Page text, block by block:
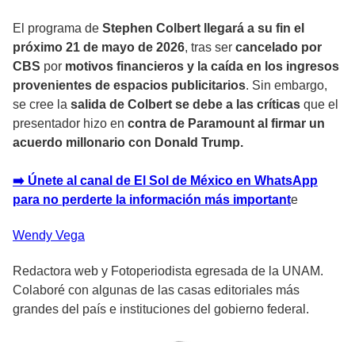
El programa de Stephen Colbert llegará a su fin el
próximo 21 de mayo de 2026, tras ser cancelado por
CBS por motivos financieros y la caída en los ingresos
provenientes de espacios publicitarios. Sin embargo,
se cree la salida de Colbert se debe a las críticas que el
presentador hizo en contra de Paramount al firmar un
acuerdo millonario con Donald Trump.
➡️ Únete al canal de El Sol de México en WhatsApp
para no perderte la información más importante
Wendy Vega
Redactora web y Fotoperiodista egresada de la UNAM.
Colaboré con algunas de las casas editoriales más
grandes del país e instituciones del gobierno federal.